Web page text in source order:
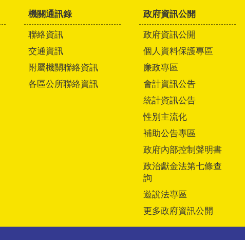
機關通訊錄
聯絡資訊
交通資訊
附屬機關聯絡資訊
各區公所聯絡資訊
政府資訊公開
政府資訊公開
個人資料保護專區
廉政專區
會計資訊公告
統計資訊公告
性別主流化
補助公告專區
政府內部控制聲明書
政治獻金法第七條查
詢
遊說法專區
更多政府資訊公開